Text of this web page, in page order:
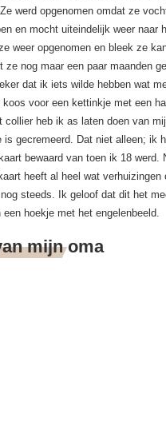
werd opgenomen omdat ze
en mocht uiteindelijk weer naar
weer opgenomen en bleek ze
ze nog maar een paar maanden
dat ik iets wilde hebben wat
koos voor een kettinkje met een
collier heb ik as laten doen van
is gecremeerd. Dat niet alleen; ik
bewaard van toen ik 18 werd.
heeft al heel wat verhuizingen
steeds. Ik geloof dat dit het
hoekje met het engelenbeeld.
mijn oma